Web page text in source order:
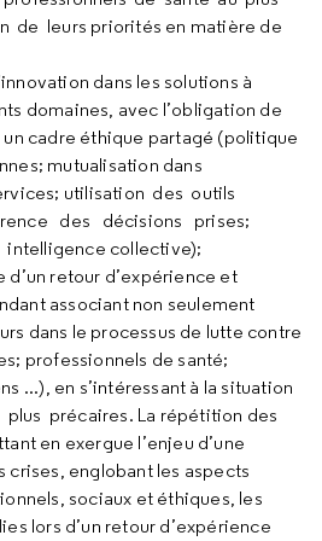
de leurs priorités en matière de
dans les solutions à
domaines, avec l’obligation de
cadre éthique partagé (politique
mutualisation dans
utilisation des outils
des décisions prises;
intelligence collective);
retour d’expérience et
associant non seulement
dans le processus de lutte contre
professionnels de santé;
...), en s’intéressant à la situation
précaires. La répétition des
en exergue l’enjeu d’une
crises, englobant les aspects
sociaux et éthiques, les
lors d’un retour d’expérience